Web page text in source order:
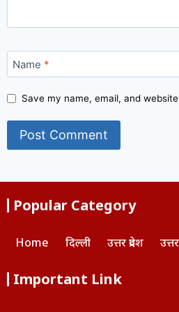
Name *
Save my name, email, and
Popular Category
Home दिल्ली उत्तर प्रदेश
Important Link